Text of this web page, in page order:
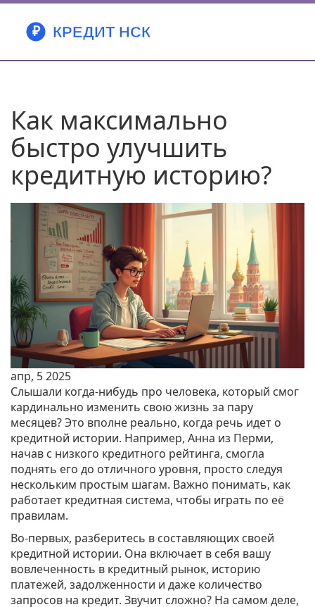
Как максимально
быстро улучшить
кредитную историю?
апр, 5 2025
Слышали когда-нибудь про человека, который смог
кардинально изменить свою жизнь за пару
месяцев? Это вполне реально, когда речь идет о
кредитной истории. Например, Анна из Перми,
начав с низкого кредитного рейтинга, смогла
поднять его до отличного уровня, просто следуя
нескольким простым шагам. Важно понимать, как
работает кредитная система, чтобы играть по её
правилам.
Во-первых, разберитесь в составляющих своей
кредитной истории. Она включает в себя вашу
вовлеченность в кредитный рынок, историю
платежей, задолженности и даже количество
запросов на кредит. Звучит сложно? На самом деле,